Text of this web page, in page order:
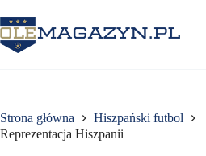
do
treści
Strona główna
Hiszpański futbol
Reprezentacja Hiszpanii